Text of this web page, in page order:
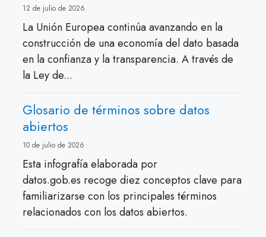
12 de julio de 2026
La Unión Europea continúa avanzando en la
construcción de una economía del dato basada
en la confianza y la transparencia. A través de
la Ley de...
Glosario de términos sobre datos
abiertos
10 de julio de 2026
Esta infografía elaborada por
datos.gob.es recoge diez conceptos clave para
familiarizarse con los principales términos
relacionados con los datos abiertos.